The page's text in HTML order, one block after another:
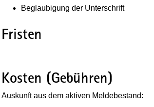
Beglaubigung der Unterschrift
Fristen
Kosten (Gebühren)
Auskunft aus dem aktiven Meldebestand: